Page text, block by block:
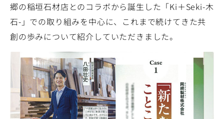
郷の稲垣石材店とのコラボから誕生した「Ki＋Seki-木
石-」での取り組みを中心に、これまで続けてきた共
創の歩みについて紹介していただきました。